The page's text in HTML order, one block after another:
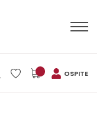
OSPITE